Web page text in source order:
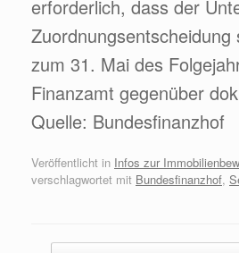
erforderlich, dass der
Zuordnungsentscheidung
zum 31. Mai des
Finanzamt gegenüber
Quelle: Bundesfinanzhof
Veröffentlicht in Infos zur
verschlagwortet mit Bundesfinanzhof,